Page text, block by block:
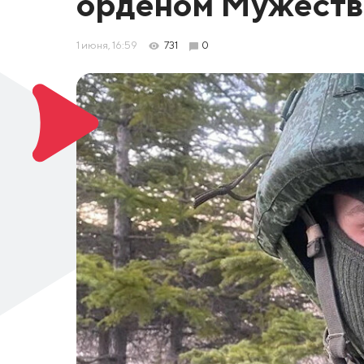
1 июня, 16:59 731 0